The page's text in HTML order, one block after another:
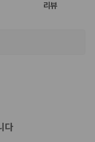
예약 가능 차량과 요금
리뷰
다